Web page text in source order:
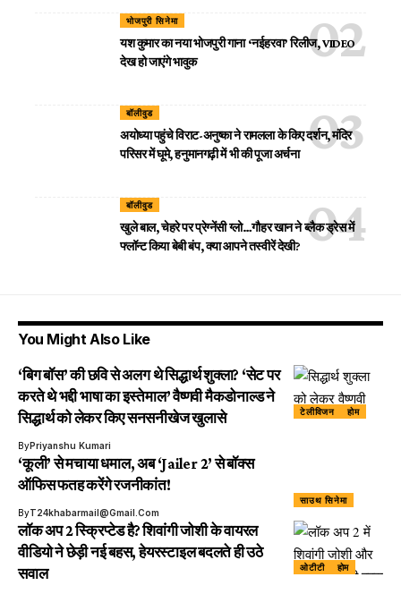
भोजपुरी सिनेमा
यश कुमार का नया भोजपुरी गाना ‘नईहरवा’ रिलीज, VIDEO
देख हो जाएंगे भावुक
बॉलीवुड
अयोध्या पहुंचे विराट-अनुष्का ने रामलला के किए दर्शन, मंदिर
परिसर में घूमे, हनुमानगढ़ी में भी की पूजा अर्चना
बॉलीवुड
खुले बाल, चेहरे पर प्रेग्नेंसी ग्लो…गौहर खान ने ब्लैक ड्रेस में
फ्लॉन्ट किया बेबी बंप, क्या आपने तस्वीरें देखी?
You Might Also Like
टेलीविजन होम
‘बिग बॉस’ की छवि से अलग थे सिद्धार्थ शुक्ला? ‘सेट पर
करते थे भद्दी भाषा का इस्तेमाल’ वैष्णवी मैकडोनाल्ड ने
सिद्धार्थ को लेकर किए सनसनीखेज खुलासे
ByPriyanshu Kumari
साउथ सिनेमा
‘कूली’ से मचाया धमाल, अब ‘Jailer 2’ से बॉक्स
ऑफिस फतह करेंगे रजनीकांत!
ByT24khabarmail@gmail.com
ओटीटी होम
लॉक अप 2 स्क्रिप्टेड है? शिवांगी जोशी के वायरल
वीडियो ने छेड़ी नई बहस, हेयरस्टाइल बदलते ही उठे
सवाल